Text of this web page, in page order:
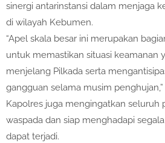
sinergi antarinstansi dalam menjaga
di wilayah Kebumen.
“Apel skala besar ini merupakan
untuk memastikan situasi keamanan
menjelang Pilkada serta
gangguan selama musim penghujan,”
Kapolres juga mengingatkan seluruh
waspada dan siap menghadapi
dapat terjadi.